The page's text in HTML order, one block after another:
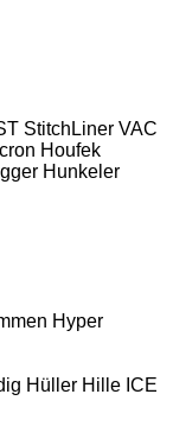
StitchLiner VAC
Houfek
Hunkeler
Hyper
Hüller Hille ICE